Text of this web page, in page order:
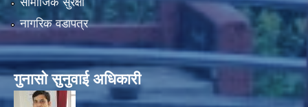
नागरिक वडापत्र
गुनासाे सुनुवाई अधिकारी